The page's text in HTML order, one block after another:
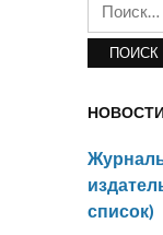
список)